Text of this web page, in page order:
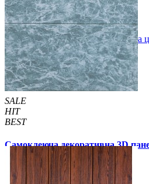
Купити В закладки Оптова
SALE
HIT
BEST
Самоклеюча декоративна 3D
темне море 700x700x4мм (362)
89 грн. /шт 180 грн. /шт